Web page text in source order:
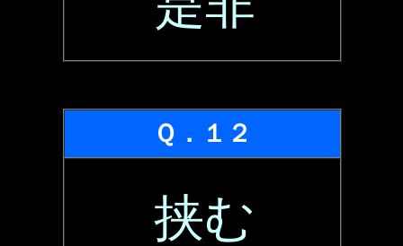
Ｑ．１２
挟む